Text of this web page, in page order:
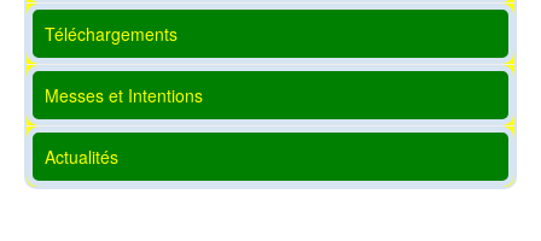
Téléchargements
Messes et Intentions
Actualités